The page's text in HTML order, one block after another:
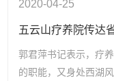
2020-04-25
郭君萍书记表示，疗
的职能，又身处西湖